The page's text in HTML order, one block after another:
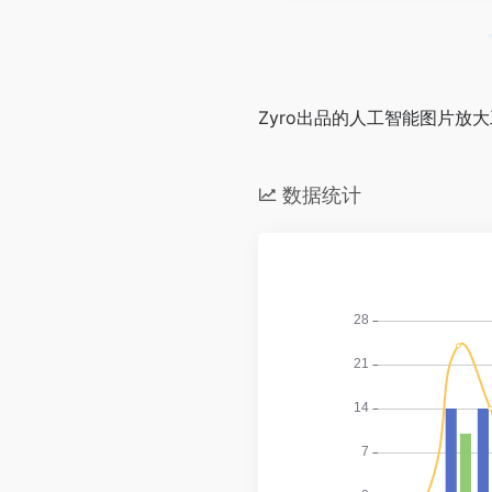
Zyro出品的人工智能图片放
数据统计